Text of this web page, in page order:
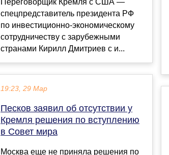
спецпредставитель президента РФ
по инвестиционно-экономическому
сотрудничеству с зарубежными
странами Кирилл Дмитриев с и...
19:23, 29 Мар
Песков заявил об отсутствии у
Кремля решения по вступлению
в Совет мира
Москва еще не приняла решения по